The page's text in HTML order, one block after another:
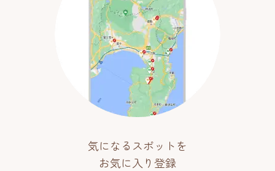
気になるスポットを
お気に入り登録